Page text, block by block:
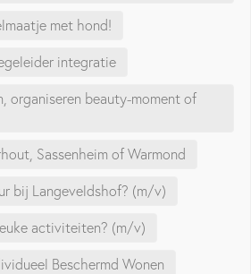
met hond!
integratie
organiseren beauty-moment of
Sassenheim of Warmond
bij Langeveldshof? (m/v)
activiteiten? (m/v)
Beschermd Wonen